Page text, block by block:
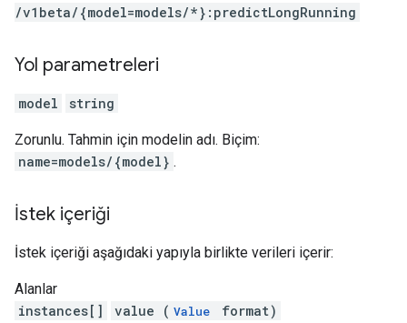
/v1beta/{model=models/*}:predictLongRunning
Yol parametreleri
model string
Zorunlu. Tahmin için modelin adı. Biçim:
name=models/{model} .
İstek içeriği
İstek içeriği aşağıdaki yapıyla birlikte verileri içerir:
Alanlar
instances[]
value ( Value format)